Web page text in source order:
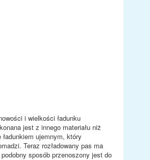
i wielkości ładunku
jest z innego materiału niż
ujemnym, który
Teraz rozładowany pas ma
sposób przenoszony jest do